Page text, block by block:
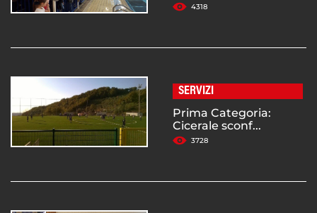
4318
SERVIZI
Prima Categoria:
Cicerale sconf...
3728